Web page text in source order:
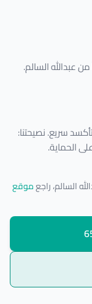
سريع. نصيحتنا:
السالم، راجعموقع